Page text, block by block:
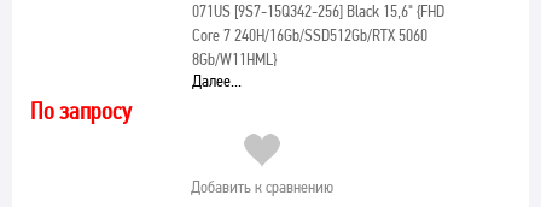
071US [9S7-15Q342-256] Black 15,6" {FHD
Core 7 240H/16Gb/SSD512Gb/RTX 5060
8Gb/W11HML}
Далее...
По запросу
Добавить к сравнению